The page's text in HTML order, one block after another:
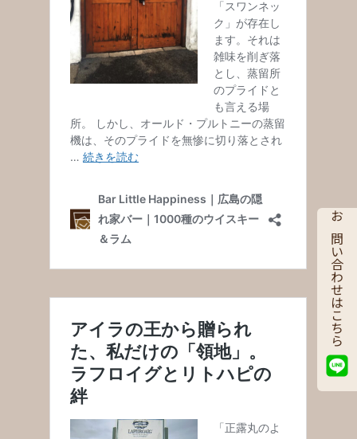
お問い合わせはこちら